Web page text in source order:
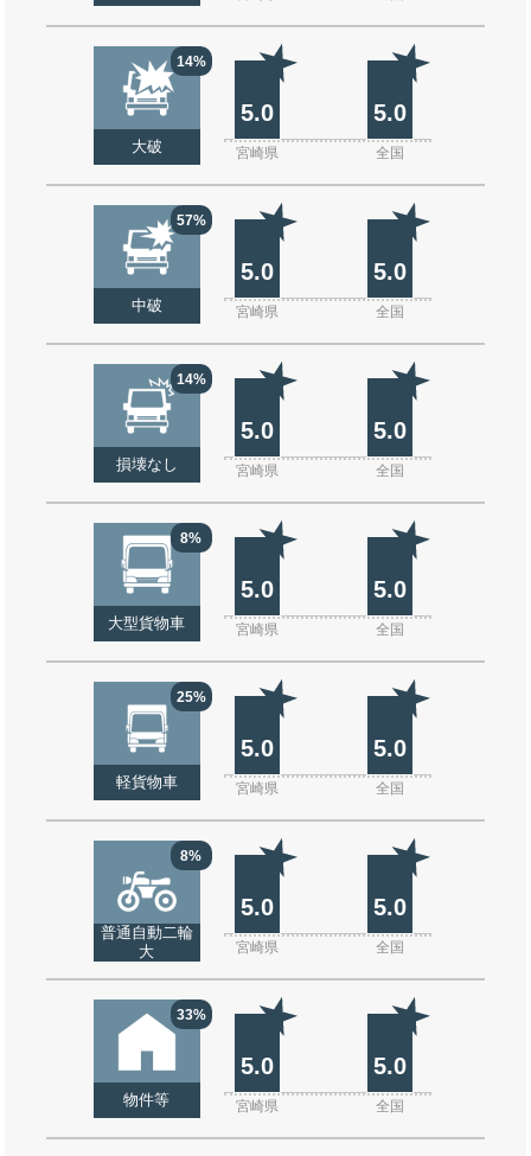
14%
大破
5.0 5.0
宮崎県 全国
57%
中破
5.0 5.0
宮崎県 全国
14%
損壊なし
5.0 5.0
宮崎県 全国
8%
大型貨物車
5.0 5.0
宮崎県 全国
25%
軽貨物車
5.0 5.0
宮崎県 全国
8%
普通自動二輪
大
5.0 5.0
宮崎県 全国
33%
物件等
5.0 5.0
宮崎県 全国